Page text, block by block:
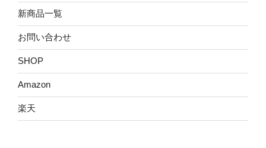
新商品一覧
お問い合わせ
SHOP
Amazon
楽天